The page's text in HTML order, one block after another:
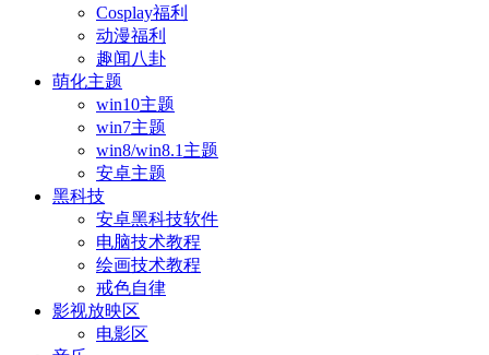
Cosplay福利
动漫福利
趣闻八卦
萌化主题
win10主题
win7主题
win8/win8.1主题
安卓主题
黑科技
安卓黑科技软件
电脑技术教程
绘画技术教程
戒色自律
影视放映区
电影区